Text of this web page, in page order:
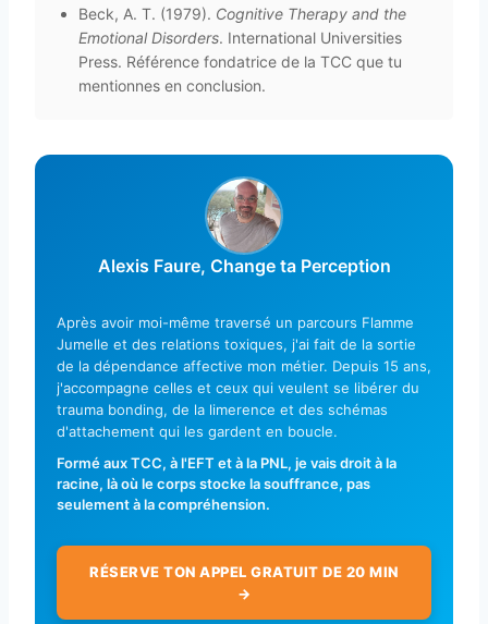
Beck, A. T. (1979). Cognitive Therapy and the
Emotional Disorders. International Universities
Press. Référence fondatrice de la TCC que tu
mentionnes en conclusion.
Alexis Faure, Change ta Perception
Après avoir moi-même traversé un parcours Flamme
Jumelle et des relations toxiques, j'ai fait de la sortie
de la dépendance affective mon métier. Depuis 15 ans,
j'accompagne celles et ceux qui veulent se libérer du
trauma bonding, de la limerence et des schémas
d'attachement qui les gardent en boucle.
Formé aux TCC, à l'EFT et à la PNL, je vais droit à la
racine, là où le corps stocke la souffrance, pas
seulement à la compréhension.
RÉSERVE TON APPEL GRATUIT DE 20 MIN
→